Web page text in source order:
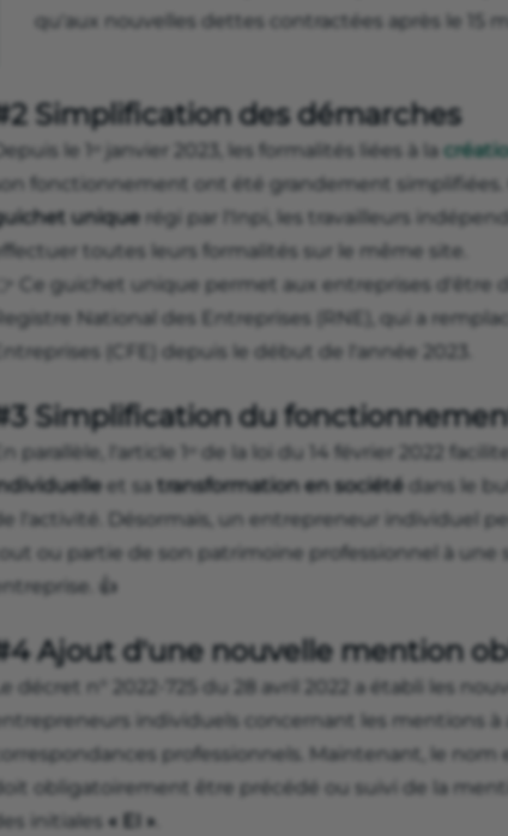
qu'aux nouvelles dettes contractées après le 15
Simplification des démarches
le 1ᵉʳ janvier 2023, les formalités liées à la
fonctionnement ont été grandement simplifiées.
unique régi par l'Inpi, les travailleurs
toutes leurs formalités sur le même site.
Ce guichet unique permet aux entreprises d'être
National des Entreprises (RNE), qui a
(CFE) depuis le début de l'année 2023.
Simplification du
parallèle, l'article 1ᵉʳ de la loi du 14 février 2022
et sa transformation en société dans le
l'activité. Désormais, un entrepreneur individuel
ou partie de son patrimoine professionnel à une
👍
Ajout d'une nouvelle mention
décret n° 2022-725 du 28 avril 2022 a établi les
individuels concernant les mentions à
professionnels. Maintenant, le
obligatoirement être précédé ou suivi de la
initiales « EI »